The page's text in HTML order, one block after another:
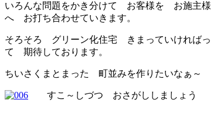
いろんな問題をかき分けて お客様を お施主様
へ お打ち合わせていきます。
そろそろ グリーン化住宅 きまっていければっ
て 期待しております。
ちいさくまとまった 町並みを作りたいなぁ～
すこ～しづつ おさがししましょう